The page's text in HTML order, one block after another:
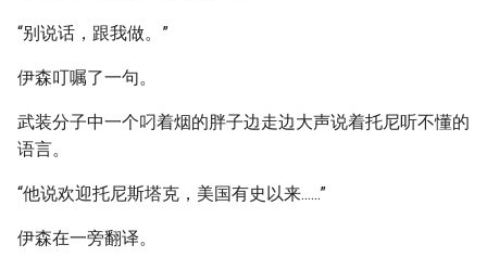
“别说话，跟我做。”
伊森叮嘱了一句。
武装分子中一个叼着烟的胖子边走边大声说着托尼听不懂的
语言。
“他说欢迎托尼斯塔克，美国有史以来......”
伊森在一旁翻译。